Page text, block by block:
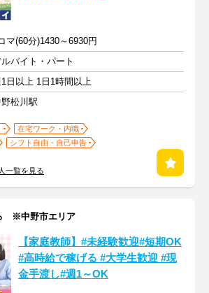
マ(60分)1430～6930円
ルバイト・パート
日以上 1日1時間以上
松川駅
在宅ワーク・内職
シフト自由・自己申告
一覧を見る
※中野市エリア
【家庭教師】#未経験歓迎#短期OK
#高時給で稼げる #大学生歓迎 #現
金手渡し#週1～OK